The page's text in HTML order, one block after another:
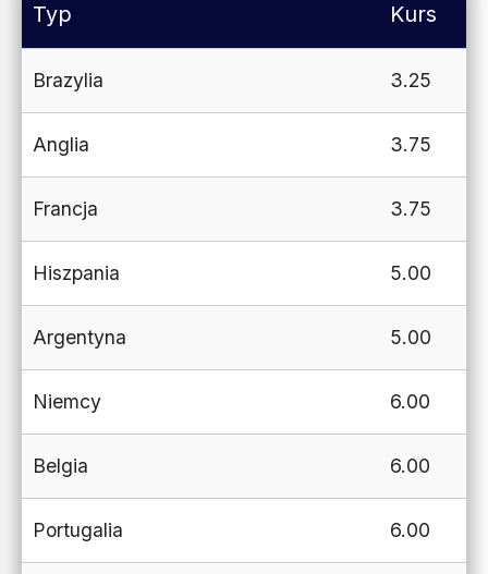
Typ Kurs
Brazylia 3.25
Anglia 3.75
Francja 3.75
Hiszpania 5.00
Argentyna 5.00
Niemcy 6.00
Belgia 6.00
Portugalia 6.00